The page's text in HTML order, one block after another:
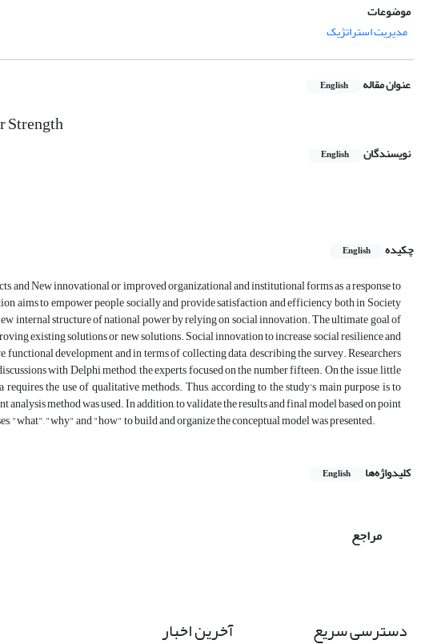
موضوعات
مدیریت استراتژیک
عنوان مقاله English
Strength
نویسندگان English
چکیده
English
and New innovational or improved organizational and institutional forms as a response to
aims to empower people socially and provide satisfaction and efficiency both in Society
internal structure of national power by relying on social innovation. The ultimate goal of
existing solutions or new solutions. Social innovation to increase social resilience and
development and in terms of collecting data, describing the survey. Researchers
with Delphi method, the experts focused on the number fifteen. On the issue, little
the use of qualitative methods. Thus, according to the study's main purpose is to
analysis method was used. In addition, to validate the results and final model based on point
"what", "why" and "how" to build and organize the conceptual model was presented.
کلیدواژه‌ها English
مراجع
دسترسی سریع آخرین اخبار